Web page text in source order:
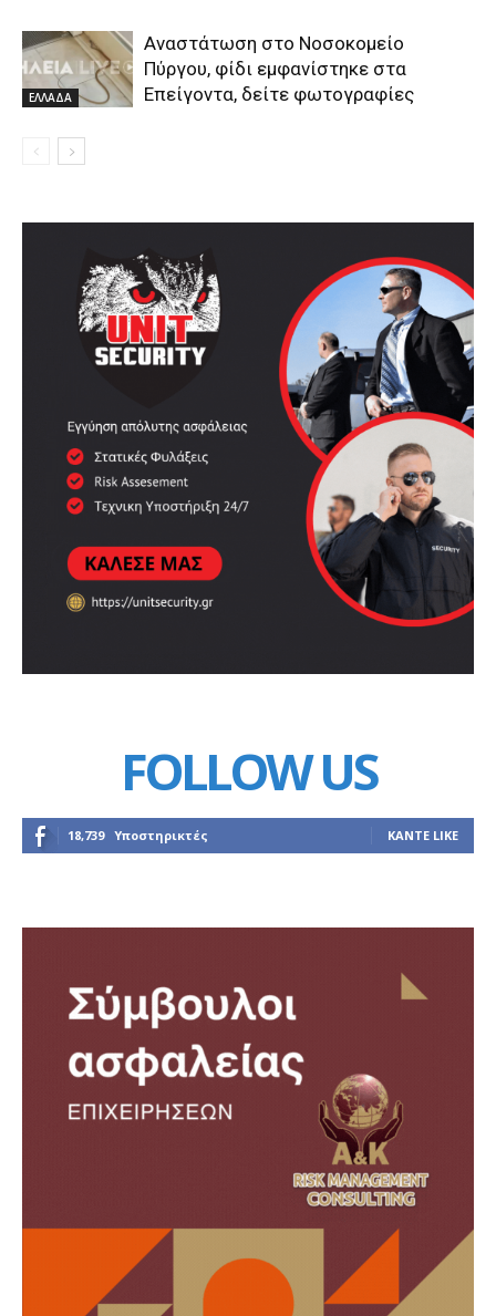
ΕΛΛΑΔΑ
Αναστάτωση στο Νοσοκομείο
Πύργου, φίδι εμφανίστηκε στα
Επείγοντα, δείτε φωτογραφίες
FOLLOW US
18,739 Υποστηρικτές ΚΆΝΤΕ LIKE